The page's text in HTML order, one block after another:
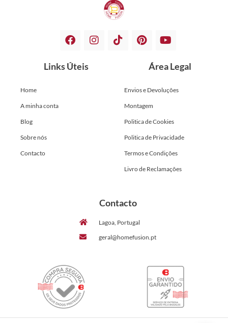
Links Úteis
Home
A minha conta
Blog
Sobre nós
Contacto
Área Legal
Envios e Devoluções
Montagem
Politica de Cookies
Politica de Privacidade
Termos e Condições
Livro de Reclamações
Contacto
Lagoa, Portugal
geral@homefusion.pt